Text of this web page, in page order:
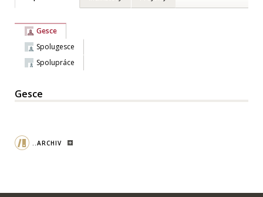
Gesce
Spolugesce
Spolupráce
Gesce
..ARCHIV